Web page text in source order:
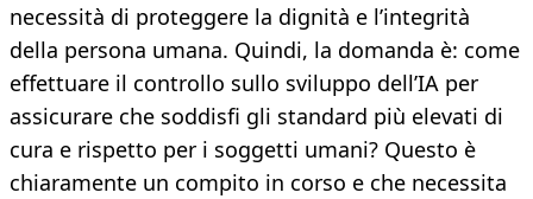
necessità di proteggere la dignità e l’integrità
della persona umana. Quindi, la domanda è: come
effettuare il controllo sullo sviluppo dell’IA per
assicurare che soddisfi gli standard più elevati di
cura e rispetto per i soggetti umani? Questo è
chiaramente un compito in corso e che necessita